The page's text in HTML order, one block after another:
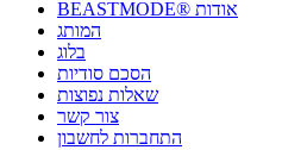
BEASTMODE® אודות
המותג
בלוג
הסכם סודיות
שאלות נפוצות
צור קשר
התחברות לחשבון